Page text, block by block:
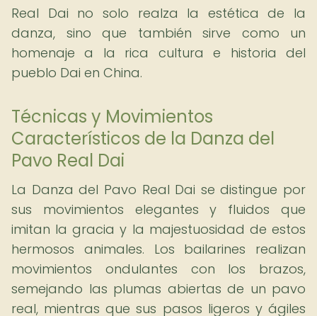
Real Dai no solo realza la estética de la
danza, sino que también sirve como un
homenaje a la rica cultura e historia del
pueblo Dai en China.
Técnicas y Movimientos
Característicos de la Danza del
Pavo Real Dai
La Danza del Pavo Real Dai se distingue por
sus movimientos elegantes y fluidos que
imitan la gracia y la majestuosidad de estos
hermosos animales. Los bailarines realizan
movimientos ondulantes con los brazos,
semejando las plumas abiertas de un pavo
real, mientras que sus pasos ligeros y ágiles